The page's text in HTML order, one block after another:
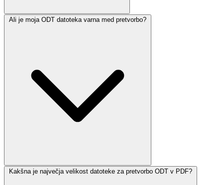
Ali je moja ODT datoteka varna med pretvorbo?
Kakšna je največja velikost datoteke za pretvorbo ODT v PDF?